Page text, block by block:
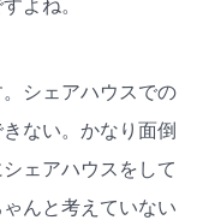
よね。
シェアハウスでの
ない。かなり面倒
ェアハウスをして
んと考えていない